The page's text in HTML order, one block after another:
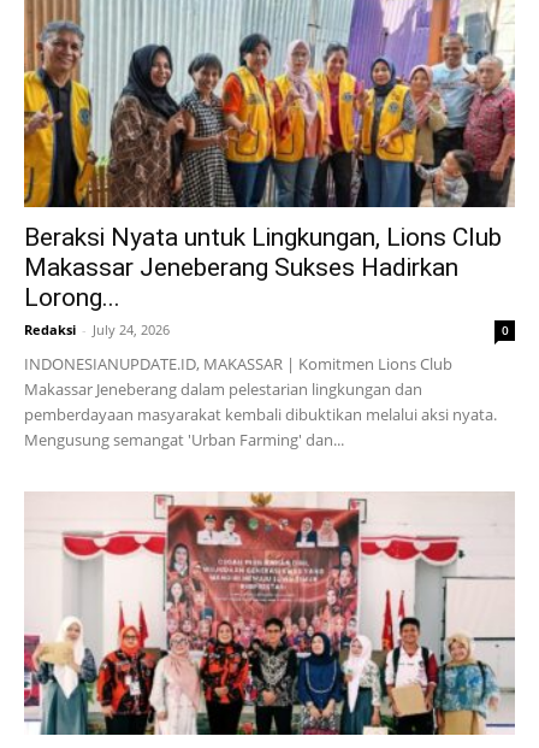
Beraksi Nyata untuk Lingkungan, Lions Club
Makassar Jeneberang Sukses Hadirkan
Lorong...
Redaksi - July 24, 2026 0
INDONESIANUPDATE.ID, MAKASSAR | Komitmen Lions Club
Makassar Jeneberang dalam pelestarian lingkungan dan
pemberdayaan masyarakat kembali dibuktikan melalui aksi nyata.
Mengusung semangat 'Urban Farming' dan...